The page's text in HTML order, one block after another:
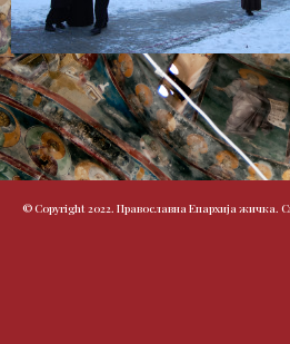
© Copyright 2022. Православна Епархија жичка.